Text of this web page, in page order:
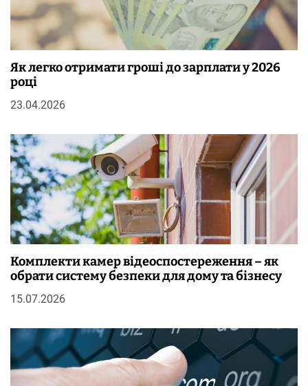
Як легко отримати гроші до зарплати у 2026
році
23.04.2026
Комплекти камер відеоспостереження – як
обрати систему безпеки для дому та бізнесу
15.07.2026